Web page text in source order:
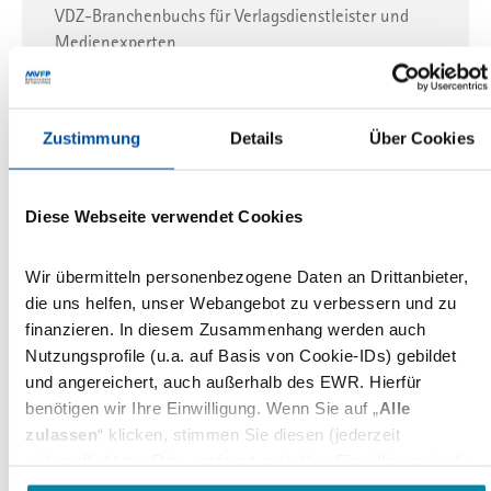
Zustimmung Details Über Cookies
Diese Webseite verwendet Cookies
Wir übermitteln personenbezogene Daten an Drittanbieter,
die uns helfen, unser Webangebot zu verbessern und zu
finanzieren. In diesem Zusammenhang werden auch
Nutzungsprofile (u.a. auf Basis von Cookie-IDs) gebildet
und angereichert, auch außerhalb des EWR. Hierfür
benötigen wir Ihre Einwilligung. Wenn Sie auf „Alle
zulassen“ klicken, stimmen Sie diesen (jederzeit
Übermittlung bestimmter personenbezogener Daten in
VDZ-Branchenbuchs für Verlagsdienstleister und
Medienexperten
Papierindustrie strukturiert
Ab 1. Januar 2022 werden die Interessen der
Unternehmen der Papierindustrie in Deutschland
auf Bundesebene einheitlich von einem
wirtschafts- und…
25.06.2021
BDZV Theodor-Wolff-Preis Journalismus